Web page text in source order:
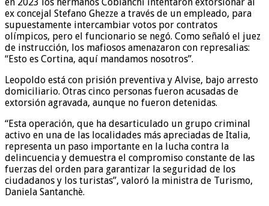
ex concejal Stefano Ghezze a través de un empleado, para
supuestamente intercambiar votos por contratos
olímpicos, pero el funcionario se negó. Como señaló el juez
de instrucción, los mafiosos amenazaron con represalias:
“Esto es Cortina, aquí mandamos nosotros”.
Leopoldo está con prisión preventiva y Alvise, bajo arresto
domiciliario. Otras cinco personas fueron acusadas de
extorsión agravada, aunque no fueron detenidas.
“Esta operación, que ha desarticulado un grupo criminal
activo en una de las localidades más apreciadas de Italia,
representa un paso importante en la lucha contra la
delincuencia y demuestra el compromiso constante de las
fuerzas del orden para garantizar la seguridad de los
ciudadanos y los turistas”, valoró la ministra de Turismo,
Daniela Santanchè.